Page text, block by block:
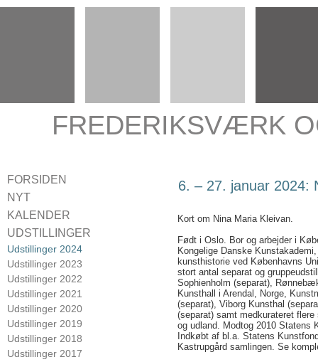
FORSIDEN
NYT
KALENDER
UDSTILLINGER
Udstillinger 2024
Udstillinger 2023
Udstillinger 2022
Udstillinger 2021
Udstillinger 2020
Udstillinger 2019
Udstillinger 2018
Udstillinger 2017
FREDERIKSVÆRK
Kort om Nina Maria Kleivan.
Født i Oslo. Bor og arbejder i
Kongelige Danske
kunsthistorie ved Københavns
stort antal separat og
Sophienholm (separat),
Kunsthall i Arendal, Norge,
(separat), Viborg Kunsthal
(separat) samt medkurateret
og udland. Modtog 2010 Statens
Indkøbt af bl.a. Statens
Kastrupgård samlingen. Se
6. – 27. januar 2024: